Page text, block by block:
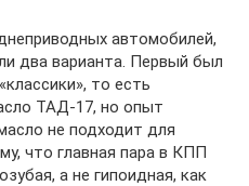
автомобилей,
два варианта. Первый был
то есть
ТАД-17, но опыт
не подходит для
что главная пара в КПП
а не гипоидная, как